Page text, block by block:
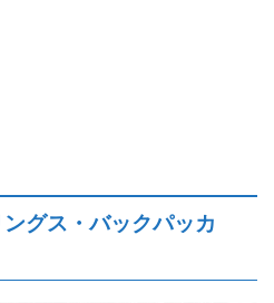
グス・バックパッカ